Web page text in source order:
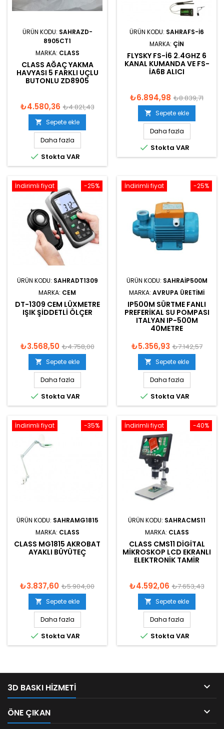
ÜRÜN KODU: SAHRAZD-
8905CT1
MARKA: CLASS
CLASS AĞAÇ YAKMA
HAVYASI 5 FARKLI UÇLU
BUTONLU ZD8905
₺4.580,36 ₺4.821,43
 Sepete ekle
Daha fazla
 Stokta VAR
ÜRÜN KODU: SAHRAFS-I6
MARKA: ÇIN
FLYSKY FS-I6 2.4GHZ 6
KANAL KUMANDA VE FS-
IA6B ALICI
₺6.894,98 ₺8.839,71
 Sepete ekle
Daha fazla
 Stokta VAR
-25%
İndirimli fiyat
ÜRÜN KODU: SAHRADT1309
MARKA: CEM
DT-1309 CEM LÜXMETRE
IŞIK ŞIDDETLI ÖLÇER
₺3.568,50 ₺4.758,00
 Sepete ekle
Daha fazla
 Stokta VAR
-25%
İndirimli fiyat
ÜRÜN KODU: SAHRAIP500M
MARKA: AVRUPA ÜRETIMI
IP500M SÜRTME FANLI
PREFERIKAL SU POMPASI
ITALYAN IP-500M
40METRE
₺5.356,93 ₺7.142,57
 Sepete ekle
Daha fazla
 Stokta VAR
-35%
İndirimli fiyat
ÜRÜN KODU: SAHRAMG1815
MARKA: CLASS
CLASS MG1815 AKROBAT
AYAKLI BÜYÜTEÇ
₺3.837,60 ₺5.904,00
 Sepete ekle
Daha fazla
 Stokta VAR
-40%
İndirimli fiyat
ÜRÜN KODU: SAHRACMS11
MARKA: CLASS
CLASS CMS11 DIGITAL
MIKROSKOP LCD EKRANLI
ELEKTRONIK TAMIR
₺4.592,06 ₺7.653,43
 Sepete ekle
Daha fazla
 Stokta VAR
3D BASKI HIZMETI 
ÖNE ÇIKAN 